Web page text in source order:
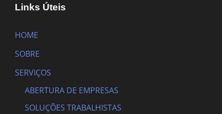
Links Úteis
HOME
SOBRE
SERVIÇOS
ABERTURA DE EMPRESAS
SOLUÇÕES TRABALHISTAS